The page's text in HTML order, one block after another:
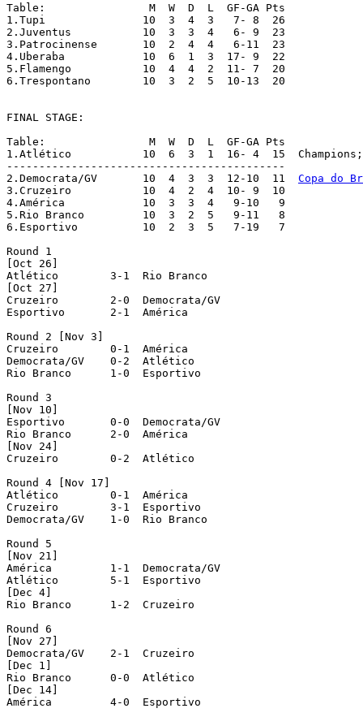
Table:                M  W  D  L  GF-GA Pts
1.Tupi		     10  3  4  3   7- 8  26
2.Juventus	     10  3  3  4   6- 9  23
3.Patrocinense	     10  2  4  4   6-11  23
4.Uberaba	     10  6  1  3  17- 9  22
5.Flamengo	     10  4  4  2  11- 7  20
6.Trespontano	     10  3  2  5  10-13  20
FINAL STAGE:
Table:                M  W  D  L  GF-GA Pts
1.Atlético	     10  6  3  1  16- 4  15
-------------------------------------------
2.Democrata/GV	     10  4  3  3  12-10  11 Copa do
3.Cruzeiro	     10  4  2  4  10- 9  10
4.América	     10  3  3  4   9-10   9
5.Rio Branco	     10  3  2  5   9-11   8
6.Esportivo	     10  2  3  5   7-19   7
Round 1
[Oct 26]
Atlético  	3-1  Rio Branco
[Oct 27]
Cruzeiro  	2-0  Democrata/GV
Esportivo  	2-1  América
Round 2 [Nov 3]
Cruzeiro  	0-1  América
Democrata/GV  	0-2  Atlético
Rio Branco  	1-0  Esportivo
Round 3
[Nov 10]
Esportivo  	0-0  Democrata/GV
Rio Branco  	2-0  América
[Nov 24]
Cruzeiro  	0-2  Atlético
Round 4 [Nov 17]
Atlético  	0-1  América
Cruzeiro  	3-1  Esportivo
Democrata/GV  	1-0  Rio Branco
Round 5
[Nov 21]
América  	1-1  Democrata/GV
Atlético  	5-1  Esportivo
[Dec 4]
Rio Branco  	1-2  Cruzeiro
Round 6
[Nov 27]
Democrata/GV  	2-1  Cruzeiro
[Dec 1]
Rio Branco  	0-0  Atlético
[Dec 14]
América  	4-0  Esportivo